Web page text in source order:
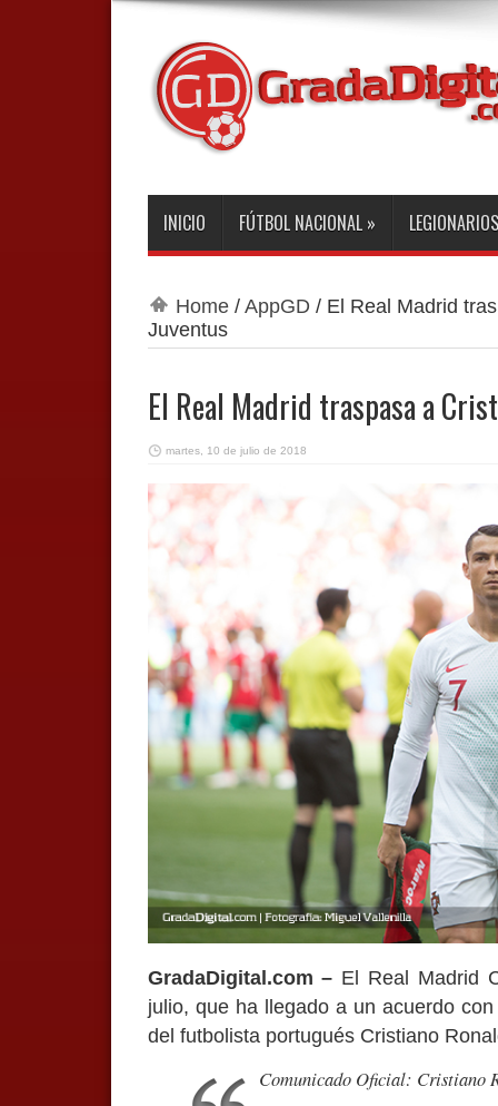
INICIO FÚTBOL NACIONAL » LEGIONARIOS
Home/ AppGD / El Real Madrid
Juventus
El Real Madrid traspasa a
martes, 10 de julio de 2018
GradaDigital.com – El Real Madrid
julio, que ha llegado a un acuerdo
del futbolista portugués Cristiano
Comunicado Oficial: Cristiano